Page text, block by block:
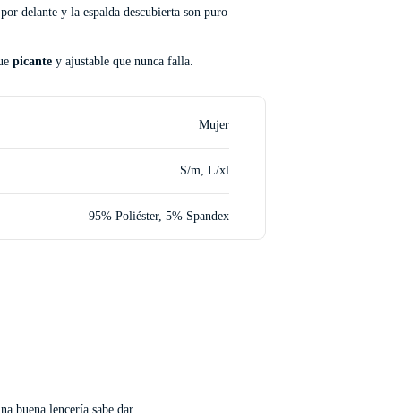
delante y la espalda descubierta son puro
picante y ajustable que nunca falla.
Mujer
S/m, L/xl
95% Poliéster, 5% Spandex
buena lencería sabe dar.